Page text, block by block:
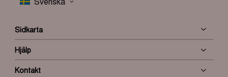
Sidkarta
Hjälp
Kontakt